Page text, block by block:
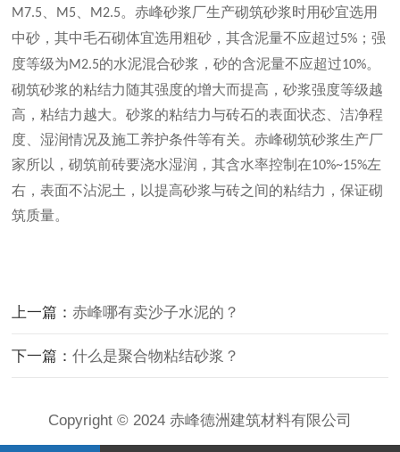
M7.5 M5 M2.5。赤峰砂浆厂生产砌筑砂浆时用砂宜选用
中砂，其中毛石砌体宜选用粗砂，其含泥量不应超过5% ；强
度等级为M2.5的水泥混合砂浆，砂的含泥量不应超过10%。
砌筑砂浆的粘结力随其强度的增大而提高，砂浆强度等级越
高，粘结力越大。砂浆的粘结力与砖石的表面状态、洁净程
度、湿润情况及施工养护条件等有关。赤峰砌筑砂浆生产厂
家所以，砌筑前砖要浇水湿润，其含水率控制在10%~15%左
右，表面不沾泥土，以提高砂浆与砖之间的粘结力，保证砌
筑质量。
上一篇：赤峰哪有卖沙子水泥的？
下一篇：什么是聚合物粘结砂浆？
Copyright © 2024 赤峰德洲建筑材料有限公司